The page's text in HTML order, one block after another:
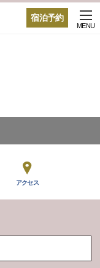
宿泊予約
MENU
アクセス